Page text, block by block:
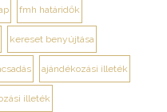
fmh határidők
kereset benyújtása
ajándékozási illeték
illeték